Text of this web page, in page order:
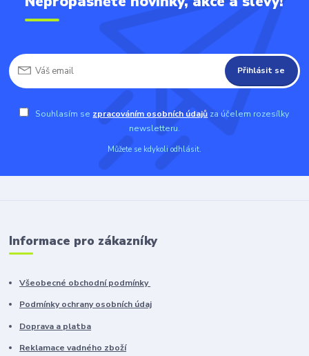
Přihlásit se
Souhlasím se zpracováním osobních údajů za účelem rozesílky
newsletteru.
Můžete se kdykoli odhlásit.
Informace pro zákazníky
Všeobecné obchodní podmínky
Podmínky ochrany osobních údaj
Doprava a platba
Reklamace vadného zboží